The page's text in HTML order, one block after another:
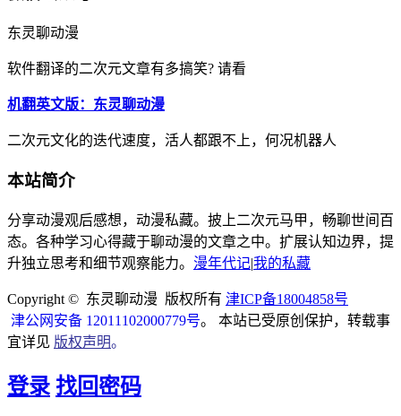
东灵聊动漫
软件翻译的二次元文章有多搞笑? 请看
机翻英文版：东灵聊动漫
二次元文化的迭代速度，活人都跟不上，何况机器人
本站简介
分享动漫观后感想，动漫私藏。披上二次元马甲，畅聊世间百
态。各种学习心得藏于聊动漫的文章之中。扩展认知边界，提
升独立思考和细节观察能力。 漫年代记|我的私藏
Copyright © 东灵聊动漫 版权所有 津ICP备18004858号
津公网安备 12011102000779号。 本站已受原创保护，转载事
宜详见 版权声明。
登录 找回密码